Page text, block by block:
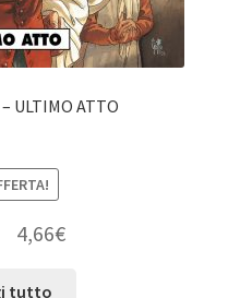
ULTIMO ATTO
4,66€
tutto